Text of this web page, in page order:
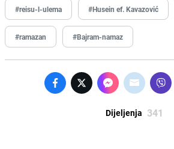
#reisu-l-ulema #Husein ef. Kavazović
#ramazan #Bajram-namaz
Dijeljenja 341